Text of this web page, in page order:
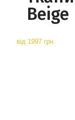
Beige
від 1997 грн.